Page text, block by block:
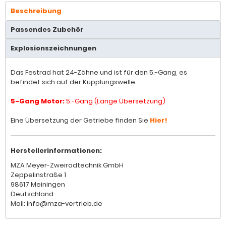
Beschreibung
Passendes Zubehör
Explosionszeichnungen
Das Festrad hat 24-Zähne und ist für den 5.-Gang, es
befindet sich auf der Kupplungswelle.
5-Gang Motor:5.-Gang (Lange Übersetzung)
Eine Übersetzung der Getriebe finden Sie Hier!
Herstellerinformationen:
MZA Meyer-Zweiradtechnik GmbH
Zeppelinstraße 1
98617 Meiningen
Deutschland
Mail: info@mza-vertrieb.de